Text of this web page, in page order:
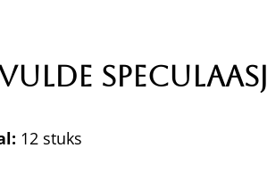
12 stuks